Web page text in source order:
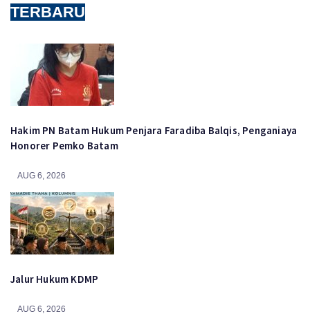
TERBARU
Hakim PN Batam Hukum Penjara Faradiba Balqis, Penganiaya
Honorer Pemko Batam
AUG 6, 2026
Jalur Hukum KDMP
AUG 6, 2026